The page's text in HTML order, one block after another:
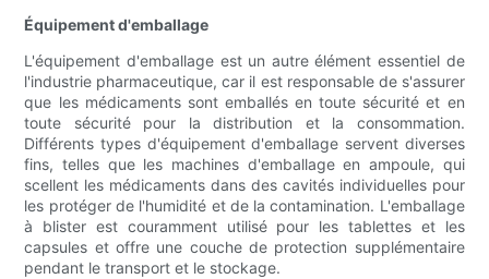
Équipement d'emballage
L'équipement d'emballage est un autre élément essentiel de
l'industrie pharmaceutique, car il est responsable de s'assurer
que les médicaments sont emballés en toute sécurité et en
toute sécurité pour la distribution et la consommation.
Différents types d'équipement d'emballage servent diverses
fins, telles que les machines d'emballage en ampoule, qui
scellent les médicaments dans des cavités individuelles pour
les protéger de l'humidité et de la contamination. L'emballage
à blister est couramment utilisé pour les tablettes et les
capsules et offre une couche de protection supplémentaire
pendant le transport et le stockage.